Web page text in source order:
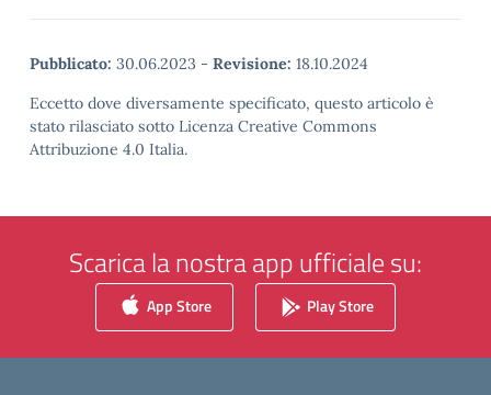
Pubblicato: 30.06.2023 - Revisione: 18.10.2024
Eccetto dove diversamente specificato, questo articolo è
stato rilasciato sotto Licenza Creative Commons
Attribuzione 4.0 Italia.
Scarica la nostra app ufficiale su:
App Store Play Store